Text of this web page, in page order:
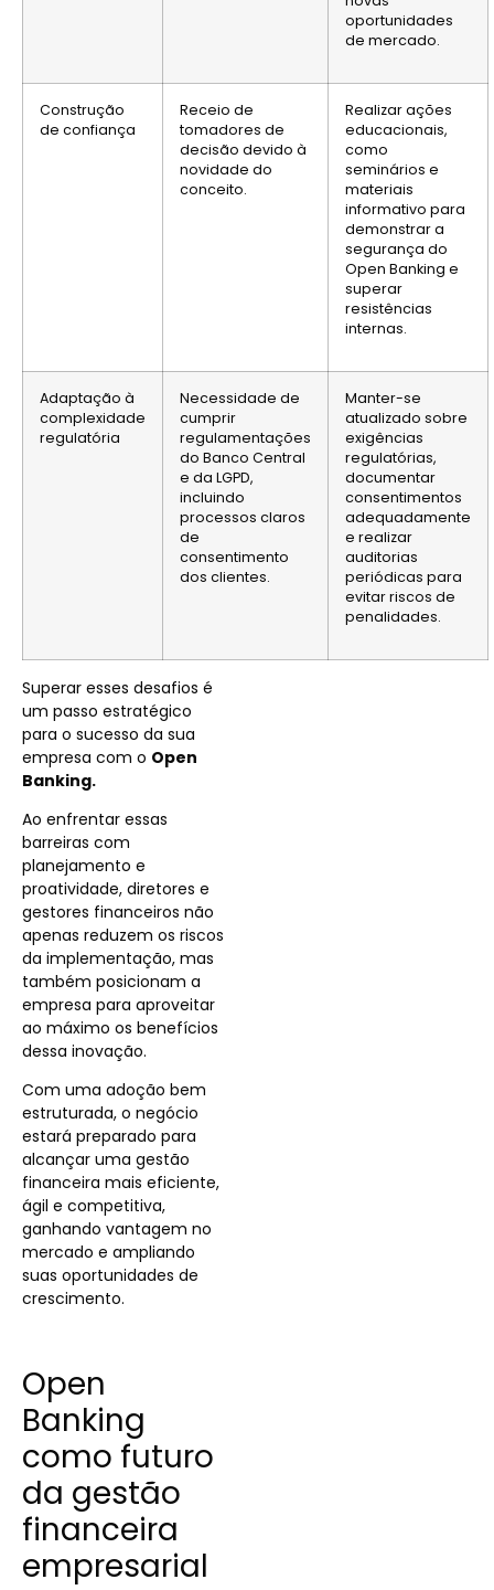
oportunidades
de mercado.
Construção
de confiança
Receio de
tomadores de
decisão devido à
novidade do
conceito.
Realizar ações
educacionais,
como
seminários e
materiais
informativo para
demonstrar a
segurança do
Open Banking e
superar
resistências
internas.
Adaptação à
complexidade
regulatória
Necessidade de
cumprir
regulamentações
do Banco Central
e da LGPD,
incluindo
processos claros
de
consentimento
dos clientes.
Manter-se
atualizado sobre
exigências
regulatórias,
documentar
consentimentos
adequadamente
e realizar
auditorias
periódicas para
evitar riscos de
penalidades.
Superar esses desafios é
um passo estratégico
para o sucesso da sua
empresa com o Open
Banking.
Ao enfrentar essas
barreiras com
planejamento e
proatividade, diretores e
gestores financeiros não
apenas reduzem os riscos
da implementação, mas
também posicionam a
empresa para aproveitar
ao máximo os benefícios
dessa inovação.
Com uma adoção bem
estruturada, o negócio
estará preparado para
alcançar uma gestão
financeira mais eficiente,
ágil e competitiva,
ganhando vantagem no
mercado e ampliando
suas oportunidades de
crescimento.
Open
Banking
como futuro
da gestão
financeira
empresarial